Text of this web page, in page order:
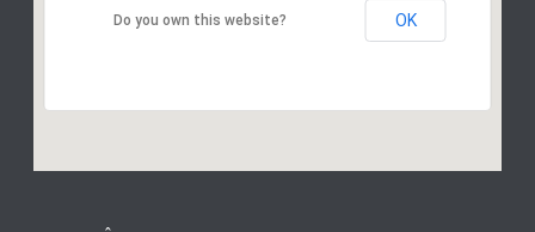
Do you own this website? OK